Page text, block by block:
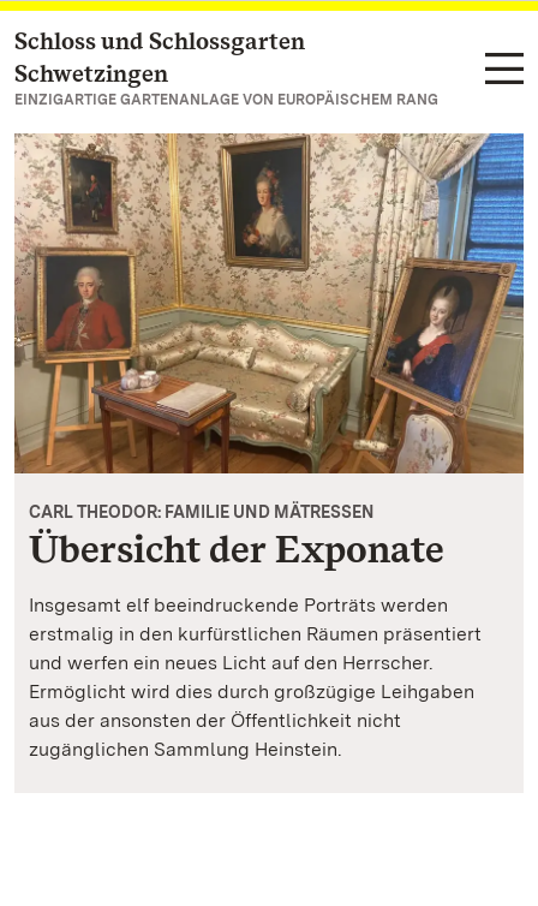
Zum Hauptinhalt springen
Schloss und Schlossgarten
Schwetzingen
EINZIGARTIGE GARTENANLAGE VON EUROPÄISCHEM RANG
CARL THEODOR: FAMILIE UND MÄTRESSEN
Übersicht der Exponate
Insgesamt elf beeindruckende Porträts werden
erstmalig in den kurfürstlichen Räumen präsentiert
und werfen ein neues Licht auf den Herrscher.
Ermöglicht wird dies durch großzügige Leihgaben
aus der ansonsten der Öffentlichkeit nicht
zugänglichen Sammlung Heinstein.